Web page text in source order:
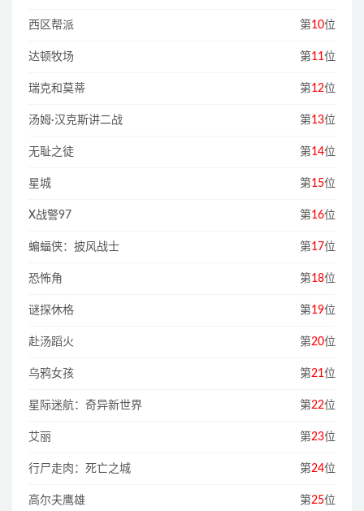
西区帮派 第10位
达顿牧场 第11位
瑞克和莫蒂 第12位
汤姆·汉克斯讲二战 第13位
无耻之徒 第14位
星城 第15位
X战警97 第16位
蝙蝠侠：披风战士 第17位
恐怖角 第18位
谜探休格 第19位
赴汤蹈火 第20位
乌鸦女孩 第21位
星际迷航：奇异新世界 第22位
艾丽 第23位
行尸走肉：死亡之城 第24位
高尔夫鹰雄 第25位